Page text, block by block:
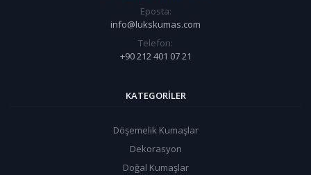
Eposta:
info@lukskumas.com
Telefon:
+90 212 401 07 21
KATEGORILER
Döşemelik Kumaşlar
Dekorasyon
Doğal Kumaşlar